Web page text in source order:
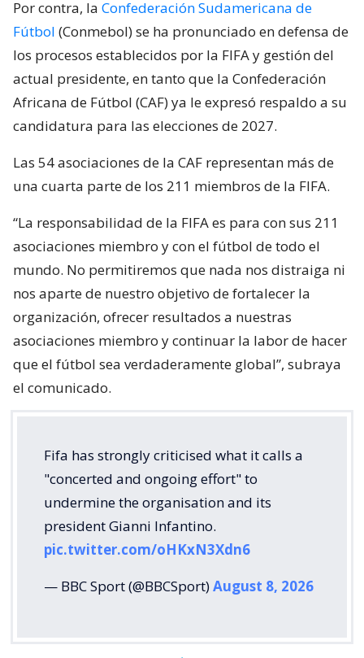
Por contra, la Confederación Sudamericana de
Fútbol (Conmebol) se ha pronunciado en defensa de
los procesos establecidos por la FIFA y gestión del
actual presidente, en tanto que la Confederación
Africana de Fútbol (CAF) ya le expresó respaldo a su
candidatura para las elecciones de 2027.
Las 54 asociaciones de la CAF representan más de
una cuarta parte de los 211 miembros de la FIFA.
“La responsabilidad de la FIFA es para con sus 211
asociaciones miembro y con el fútbol de todo el
mundo. No permitiremos que nada nos distraiga ni
nos aparte de nuestro objetivo de fortalecer la
organización, ofrecer resultados a nuestras
asociaciones miembro y continuar la labor de hacer
que el fútbol sea verdaderamente global”, subraya
el comunicado.
Fifa has strongly criticised what it calls a
"concerted and ongoing effort" to
undermine the organisation and its
president Gianni Infantino.
pic.twitter.com/oHKxN3Xdn6
— BBC Sport (@BBCSport)August 8, 2026